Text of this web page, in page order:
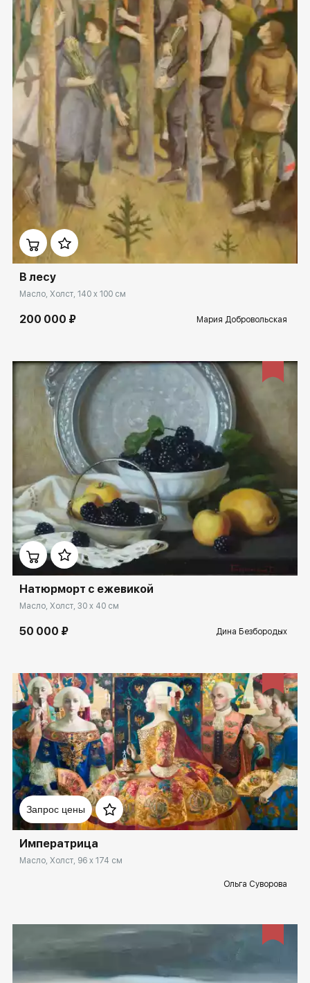
Домен: ekb.rakovgallery.ru
В лесу
Масло, Холст, 140 x 100 см
200 000 ₽ Мария Добровольская
Домен: ekb.rakovgallery.ru
Натюрморт с ежевикой
Масло, Холст, 30 x 40 см
50 000 ₽ Дина Безбородых
Запрос цены
Домен: ekb.rakovgallery.ru
Императрица
Масло, Холст, 96 x 174 см
Ольга Суворова